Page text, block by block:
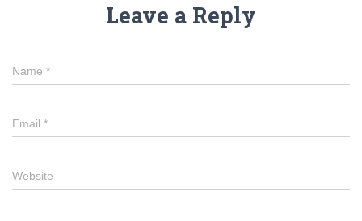
Leave a Reply
Name *
Email *
Website